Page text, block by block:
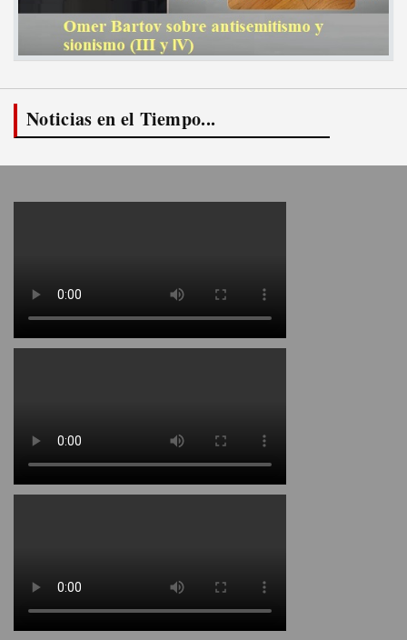
Noticias en el Tiempo...